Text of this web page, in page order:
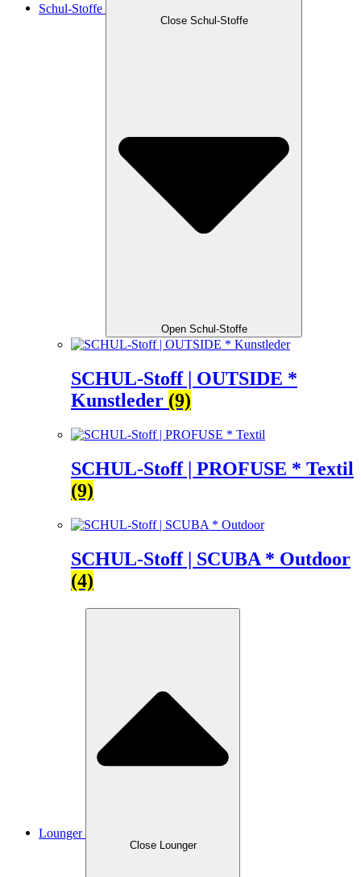
Schul-Stoffe
Close Schul-Stoffe
Open Schul-Stoffe
SCHUL-Stoff | OUTSIDE *
Kunstleder (9)
SCHUL-Stoff | PROFUSE * Textil
(9)
SCHUL-Stoff | SCUBA * Outdoor
(4)
Lounger
Close Lounger